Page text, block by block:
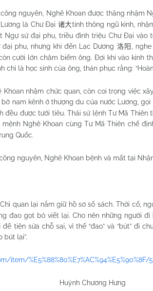
nguyên, Nghê Khoan được thăng nhậm
là ChưĐại 诸大tinh thông ngũ kinh,
Ngự sử đại phu, triều đình triệu Chư Đại vào
phu, nhưng khi đến Lạc Dương 洛阳
,
cười lớn châm biếm ông. Đợi khi vào kinh
chỉ là học sinh của ông, thán phục rằng:
Khoan nhậm chức quan, còn coi trọng việc
nam kênh ở thượng du của nước Lương, gọi
đều được tưới tiêu. Thái sử lệnh Tư Mã
Nghê Khoan cùng Tư Mã Thiên chế
Quốc.
nguyên, Nghê Khoan bệnh và mất tại
quan lại nắm giữ hồ sơ sổ sách. Thời cổ,
đao gọt bỏ viết lại. Cho nên những người
tiện sửa chỗ sai, vì thế “đao” và “bút” đi
bút lại”.
item/%E5%88%80%E7%AC%94%E5%90%8F/
Huỳnh Chương Hưng